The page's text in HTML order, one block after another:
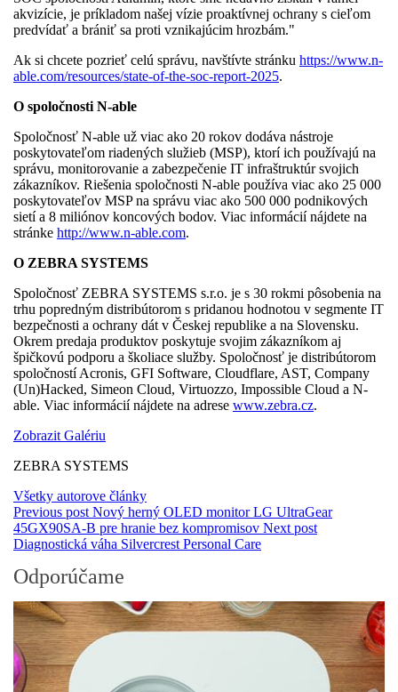
akvizície, je príkladom našej vízie proaktívnej ochrany s cieľom
predvídať a brániť sa proti vznikajúcim hrozbám."
Ak si chcete pozrieť celú správu, navštívte stránku https://www.n-
able.com/resources/state-of-the-soc-report-2025.
O spoločnosti N-able
Spoločnosť N-able už viac ako 20 rokov dodáva nástroje
poskytovateľom riadených služieb (MSP), ktorí ich používajú na
správu, monitorovanie a zabezpečenie IT infraštruktúr svojich
zákazníkov. Riešenia spoločnosti N-able používa viac ako 25 000
poskytovateľov MSP na správu viac ako 500 000 podnikových
sietí a 8 miliónov koncových bodov. Viac informácií nájdete na
stránke http://www.n-able.com.
O ZEBRA SYSTEMS
Spoločnosť ZEBRA SYSTEMS s.r.o. je s 30 rokmi pôsobenia na
trhu popredným distribútorom s pridanou hodnotou v segmente IT
bezpečnosti a ochrany dát v Českej republike a na Slovensku.
Okrem predaja produktov poskytuje svojim zákazníkom aj
špičkovú podporu a školiace služby. Spoločnosť je distribútorom
spoločností Acronis, GFI Software, Cloudflare, AST, Company
(Un)Hacked, Simeon Cloud, Virtuozzo, Impossible Cloud a N-
able. Viac informácií nájdete na adrese www.zebra.cz.
Zobrazit Galériu
ZEBRA SYSTEMS
Všetky autorove články
Previous post Nový herný OLED monitor LG UltraGear
45GX90SA-B pre hranie bez kompromisov Next post
Diagnostická váha Silvercrest Personal Care
Odporúčame